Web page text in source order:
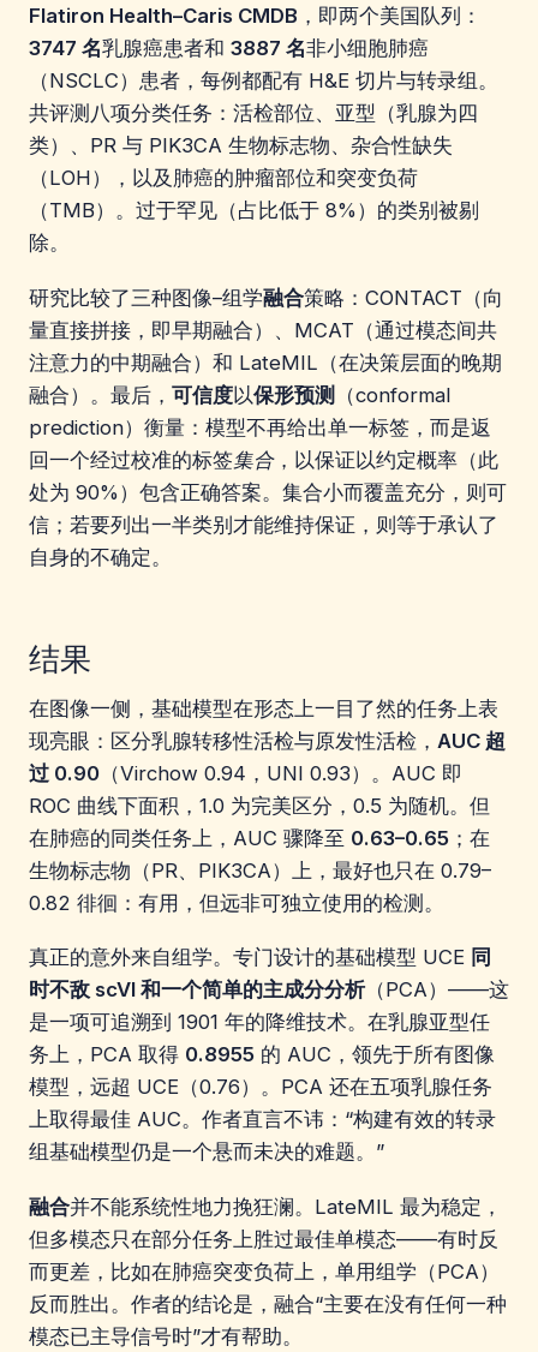
Flatiron Health–Caris CMDB ，即两个美国队列：
3747 名乳腺癌患者和 3887 名非小细胞肺癌
（NSCLC）患者，每例都配有 H&E 切片与转录组。
共评测八项分类任务：活检部位、亚型（乳腺为四
类）、PR 与 PIK3CA 生物标志物、杂合性缺失
（LOH），以及肺癌的肿瘤部位和突变负荷
（TMB）。过于罕见（占比低于 8%）的类别被剔
除。
研究比较了三种图像–组学融合策略：CONTACT（向
量直接拼接，即早期融合）、MCAT（通过模态间共
注意力的中期融合）和 LateMIL（在决策层面的晚期
融合）。最后， 可信度以保形预测
（conformal
prediction）衡量：模型不再给出单一标签，而是返
回一个经过校准的标签集合，以保证以约定概率（此
处为 90%）包含正确答案。集合小而覆盖充分，则可
信；若要列出一半类别才能维持保证，则等于承认了
自身的不确定。
结果
在图像一侧，基础模型在形态上一目了然的任务上表
现亮眼：区分乳腺转移性活检与原发性活检， AUC 超
过 0.90 （Virchow 0.94，UNI 0.93）。AUC 即
ROC 曲线下面积，1.0 为完美区分，0.5 为随机。但
在肺癌的同类任务上，AUC 骤降至 0.63–0.65 ；在
生物标志物（PR、PIK3CA）上，最好也只在 0.79–
0.82 徘徊：有用，但远非可独立使用的检测。
真正的意外来自组学。专门设计的基础模型 UCE 同
时不敌 scVI 和一个简单的主成分分析（PCA）——这
是一项可追溯到 1901 年的降维技术。在乳腺亚型任
务上，PCA 取得 0.8955 的 AUC，领先于所有图像
模型，远超 UCE（0.76）。PCA 还在五项乳腺任务
上取得最佳 AUC。作者直言不讳：“构建有效的转录
组基础模型仍是一个悬而未决的难题。”
融合并不能系统性地力挽狂澜。LateMIL 最为稳定，
但多模态只在部分任务上胜过最佳单模态——有时反
而更差，比如在肺癌突变负荷上，单用组学（PCA）
反而胜出。作者的结论是，融合“主要在没有任何一种
模态已主导信号时”才有帮助。